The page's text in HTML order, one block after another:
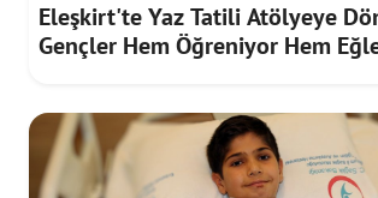
Eleşkirt'te Yaz Tatili Atölyeye
Gençler Hem Öğreniyor Hem